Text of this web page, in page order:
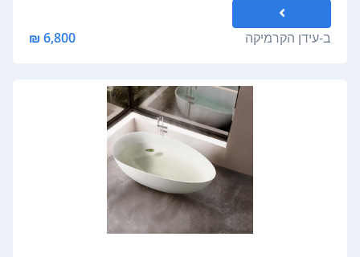
ב-עידן הקרמיקה 6,800 ₪